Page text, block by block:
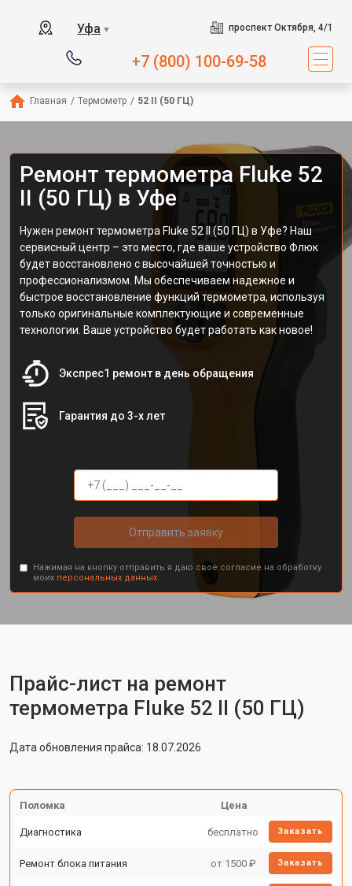
Уфа ▼ проспект Октября, 4/1
+7 (800) 100-69-58
Главная / Термометр / 52 II (50 ГЦ)
Ремонт термометра Fluke 52
II (50 ГЦ) в Уфе
Нужен ремонт термометра Fluke 52 II (50 ГЦ) в Уфе? Наш
сервисный центр – это место, где ваше устройство Флюк
будет восстановлено с высочайшей точностью и
профессионализмом. Мы обеспечиваем надежное и
быстрое восстановление функций термометра, используя
только оригинальные комплектующие и современные
технологии. Ваше устройство будет работать как новое!
Экспрес1 ремонт в день обращения
Гарантия до 3-х лет
Отправить заявку
Нажимая на кнопку отправить я даю свое согласие на обработку
моих персональных данных.
Прайс-лист на ремонт
термометра Fluke 52 II (50 ГЦ)
Дата обновления прайса: 18.07.2026
Поломка Цена
Диагностика бесплатно Заказать
Ремонт блока питания от 1500 ₽ Заказать